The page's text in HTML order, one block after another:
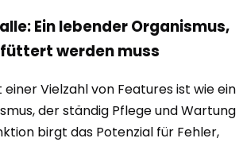
Ein lebender Organismus,
werden muss
Vielzahl von Features ist wie ein
der ständig Pflege und Wartung
birgt das Potenzial für Fehler,